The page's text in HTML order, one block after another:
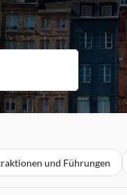
und Führungen